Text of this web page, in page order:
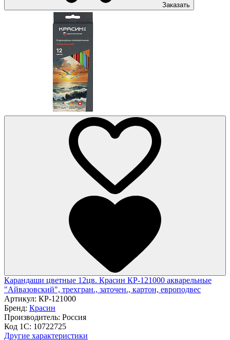
Заказать
Карандаши цветные 12цв. Красин КР-121000 акварельные
"Айвазовский", трехгран., заточен., картон, европодвес
Артикул: КР-121000
Бренд: Красин
Производитель: Россия
Код 1С: 10722725
Другие характеристики